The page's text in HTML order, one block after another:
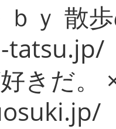
ｙ 散
tatsu.jp/
きだ。